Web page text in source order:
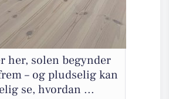
her, solen begynder
– og pludselig kan
se, hvordan ...